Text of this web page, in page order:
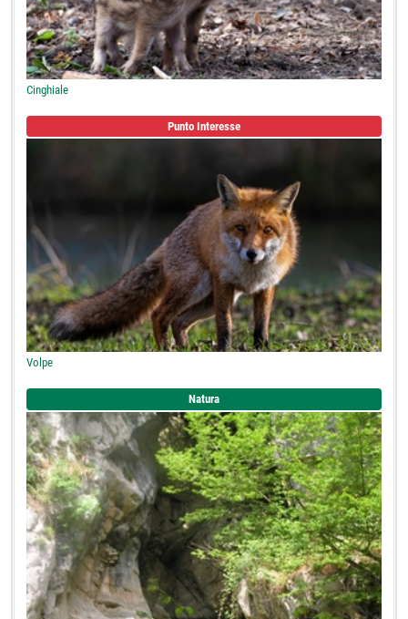
Cinghiale
Punto Interesse
Volpe
Natura